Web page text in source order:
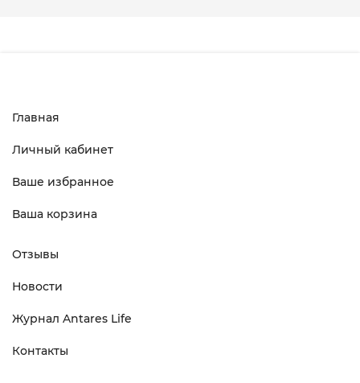
Главная
Личный кабинет
Ваше избранное
Ваша корзина
Отзывы
Новости
Журнал Antares Life
Контакты